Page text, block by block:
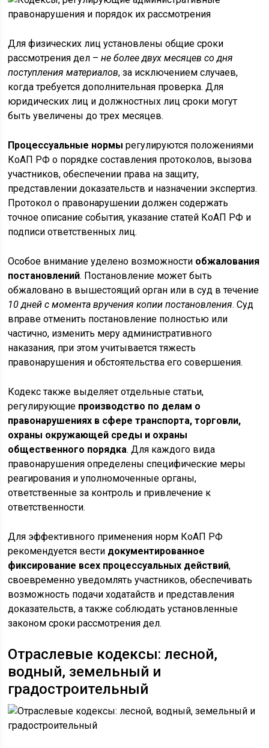
Для физических лиц установлены общие сроки
рассмотрения дел –не более двух месяцев со дня
поступления материалов, за исключением случаев,
когда требуется дополнительная проверка. Для
юридических лиц и должностных лиц сроки могут
быть увеличены до трех месяцев.
Процессуальные нормы регулируются положениями
КоАП РФ о порядке составления протоколов, вызова
участников, обеспечении права на защиту,
представлении доказательств и назначении экспертиз.
Протокол о правонарушении должен содержать
точное описание события, указание статей КоАП РФ и
подписи ответственных лиц.
Особое внимание уделено возможности обжалования
постановлений. Постановление может быть
обжаловано в вышестоящий орган или в суд в течение
10 дней с момента вручения копии постановления. Суд
вправе отменить постановление полностью или
частично, изменить меру административного
наказания, при этом учитывается тяжесть
правонарушения и обстоятельства его совершения.
Кодекс также выделяет отдельные статьи,
регулирующие производство по делам о
правонарушениях в сфере транспорта, торговли,
охраны окружающей среды и охраны
общественного порядка. Для каждого вида
правонарушения определены специфические меры
реагирования и уполномоченные органы,
ответственные за контроль и привлечение к
ответственности.
Для эффективного применения норм КоАП РФ
рекомендуется вести документированное
фиксирование всех процессуальных действий,
своевременно уведомлять участников, обеспечивать
возможность подачи ходатайств и представления
доказательств, а также соблюдать установленные
законом сроки рассмотрения дел.
Отраслевые кодексы: лесной,
водный, земельный и
градостроительный